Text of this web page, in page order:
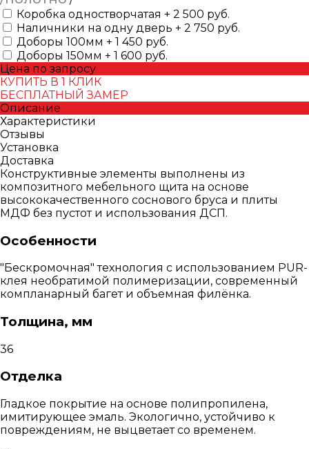
Коробка одностворчатая + 2 500 руб.
Наличники на одну дверь + 2 750 руб.
Доборы 100мм + 1 450 руб.
Доборы 150мм + 1 600 руб.
Цена по запросу
КУПИТЬ В 1 КЛИК
БЕСПЛАТНЫЙ ЗАМЕР
Описание
Характеристики
Отзывы
Установка
Доставка
Конструктивные элементы выполнены из
композитного мебельного щита на основе
высококачественного соснового бруса и плиты
МДФ без пустот и использования ДСП.
Особенности
"Бескромочная" технология с использованием PUR-
клея необратимой полимеризации, современный
компланарный багет и объемная филёнка.
Толщина, мм
36
Отделка
Гладкое покрытие на основе полипропилена,
имитирующее эмаль. Экологично, устойчиво к
повреждениям, не выцветает со временем.